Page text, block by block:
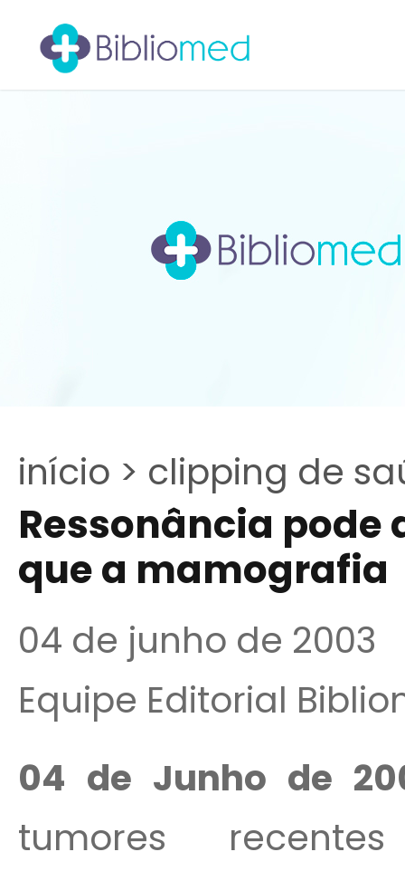
início > clipping de
Ressonância
que a mamografia
04 de junho de 2003
Equipe Editorial
04 de Junho de
tumores